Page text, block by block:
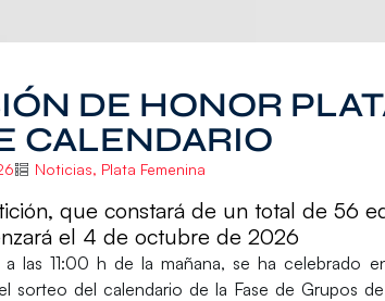
DE HONOR
CALENDARIO
Noticias, Plata Femenina
que constará de un total de 56
el 4 de octubre de 2026
a las 11:00 h de la mañana, se ha celebrado
sorteo del calendario de la Fase de Grupos de